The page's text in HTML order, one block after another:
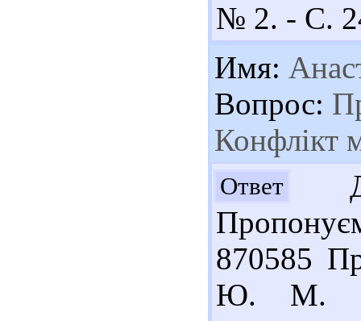
№ 2. - С.
Имя:
Вопрос:
Конфлікт
Ответ
870585
Ю. М.